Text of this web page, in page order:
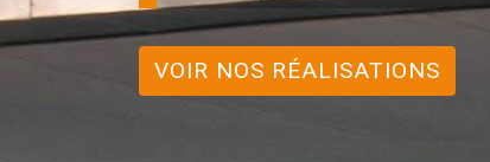
VOIR NOS RÉALISATIONS